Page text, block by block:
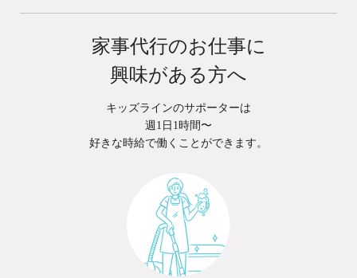
家事代行のお仕事に
興味がある方へ
キッズラインのサポーターは
週1日1時間〜
好きな時給で働くことができます。